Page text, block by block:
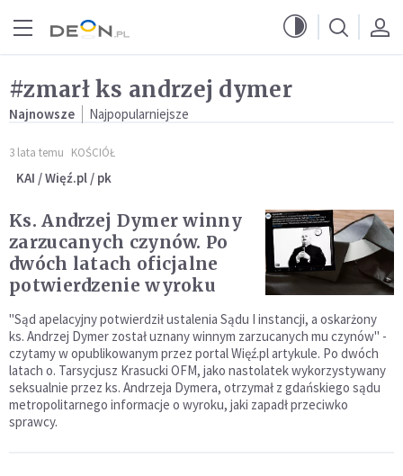
#zmarł ks andrzej dymer
Najnowsze Najpopularniejsze
3 lata temu KOŚCIÓŁ
KAI / Więź.pl / pk
Ks. Andrzej Dymer winny
zarzucanych czynów. Po
dwóch latach oficjalne
potwierdzenie wyroku
"Sąd apelacyjny potwierdził ustalenia Sądu I instancji, a oskarżony
ks. Andrzej Dymer został uznany winnym zarzucanych mu czynów" -
czytamy w opublikowanym przez portal Więź.pl artykule. Po dwóch
latach o. Tarsycjusz Krasucki OFM, jako nastolatek wykorzystywany
seksualnie przez ks. Andrzeja Dymera, otrzymał z gdańskiego sądu
metropolitarnego informacje o wyroku, jaki zapadł przeciwko
sprawcy.